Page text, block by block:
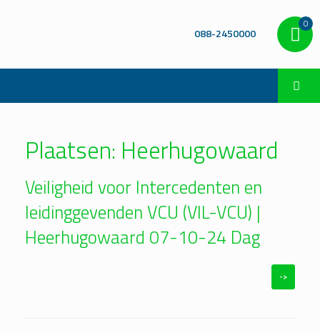
088-2450000
0
Plaatsen: Heerhugowaard
Veiligheid voor Intercedenten en
leidinggevenden VCU (VIL-VCU) |
Heerhugowaard 07-10-24 Dag
->